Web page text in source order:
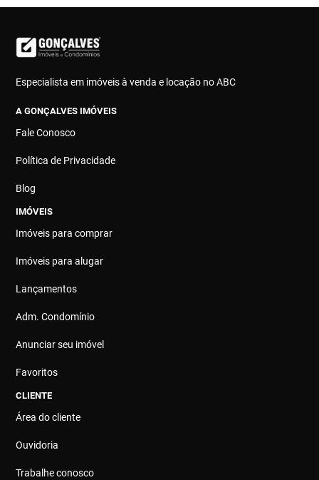
Especialista em imóveis à venda e locação no ABC
A GONÇALVES IMÓVEIS
Fale Conosco
Política de Privacidade
Blog
IMÓVEIS
Imóveis para comprar
Imóveis para alugar
Lançamentos
Adm. Condomínio
Anunciar seu imóvel
Favoritos
CLIENTE
Área do cliente
Ouvidoria
Trabalhe conosco